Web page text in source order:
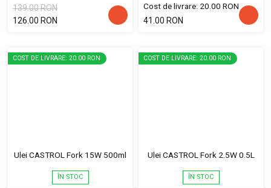
139.00 RON
126.00 RON
Cost de livrare: 20.00 RON
41.00 RON
COST DE LIVRARE: 20.00 RON
Ulei CASTROL Fork 15W 500ml
ÎN STOC
COST DE LIVRARE: 20.00 RON
Ulei CASTROL Fork 2.5W 0.5L
ÎN STOC